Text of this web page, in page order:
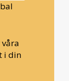
i din